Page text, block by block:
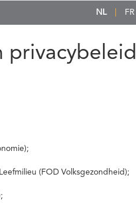
NL FR
privacybeleid
(FOD Volksgezondheid);